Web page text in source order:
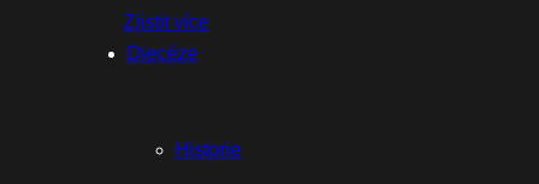
Diecéze
Historie
Zjistit více